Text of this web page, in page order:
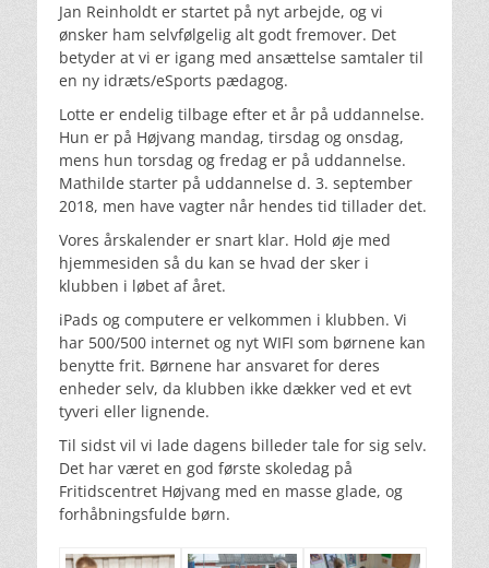
Jan Reinholdt er startet på nyt arbejde, og vi
ønsker ham selvfølgelig alt godt fremover. Det
betyder at vi er igang med ansættelse samtaler til
en ny idræts/eSports pædagog.
Lotte er endelig tilbage efter et år på uddannelse.
Hun er på Højvang mandag, tirsdag og onsdag,
mens hun torsdag og fredag er på uddannelse.
Mathilde starter på uddannelse d. 3. september
2018, men have vagter når hendes tid tillader det.
Vores årskalender er snart klar. Hold øje med
hjemmesiden så du kan se hvad der sker i
klubben i løbet af året.
iPads og computere er velkommen i klubben. Vi
har 500/500 internet og nyt WIFI som børnene kan
benytte frit. Børnene har ansvaret for deres
enheder selv, da klubben ikke dækker ved et evt
tyveri eller lignende.
Til sidst vil vi lade dagens billeder tale for sig selv.
Det har været en god første skoledag på
Fritidscentret Højvang med en masse glade, og
forhåbningsfulde børn.